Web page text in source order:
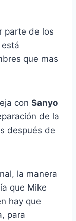
parte de los
que mas
con Sanyo
de la
después de
la manera
que Mike
hay que
para